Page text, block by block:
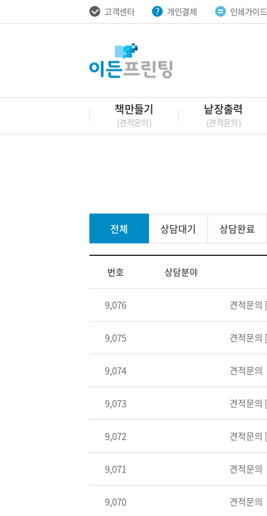
고객센터 개인결제 인쇄가이드
책만들기
(견적문의)
낱장출력
(견적문의)
전체 상담대기 상담완료
번호 상담분야
9,076 견적문의
9,075 견적문의
9,074 견적문의
9,073 견적문의
9,072 견적문의
9,071 견적문의
9,070 견적문의